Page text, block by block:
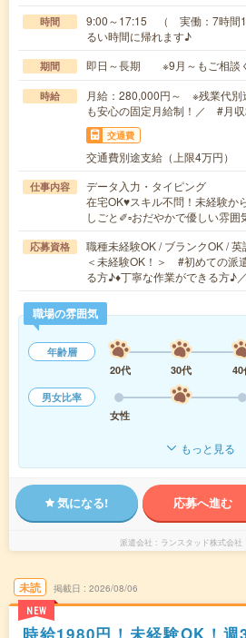
時間
9:00～17:15 （ 実働：7時
るい時間に帰れます♪
期間 即日～長期 ※9月～もご相談
時給
月給：280,000円～ ※残業代
も安心の固定月給制！／ #月
交通費
交通費別途支給（上限4万円）
仕事内容
データ入力・タイピング
在宅OK♥スキル不問！未経験か
しごと✐▫おだやかで優しい雰
応募資格
職種未経験OK / ブランクOK /
＜未経験OK！＞ #初めての派
る方♪♦︎丁寧な作業ができる方♪
職場の雰囲気
年齢層
20代
30代 40
男女比率
女性
もっと見る
気になる! 応募へ進む
派遣会社 ランスタッド株式会
未読
NEW
掲載日 2026/08/06
時給1980円！未経験OK！週